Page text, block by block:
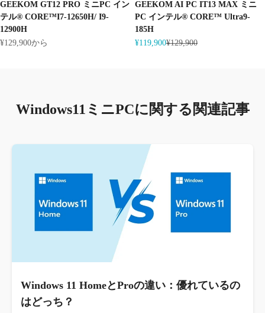
GEEKOM GT12 PRO ミニPC イン
テル® CORE™I7-12650H/ I9-
12900H
セール価格
¥129,900から
GEEKOM AI PC IT13 MAX ミニ
PC インテル® CORE™ Ultra9-
185H
セール価格
¥119,900通常価格
¥129,900
Windows11ミニPCに関する関連記事
Windows 11 HomeとProの違い：優れているの
はどっち？